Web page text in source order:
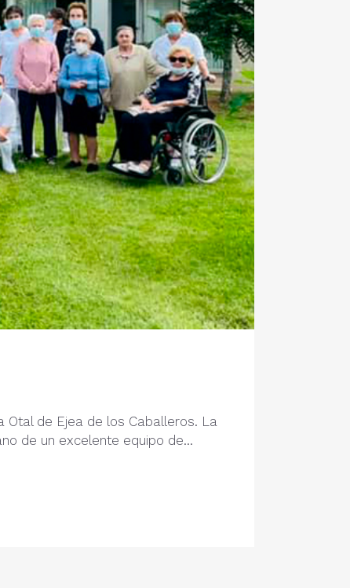
Otal de Ejea de los Caballeros. La
de un excelente equipo de...